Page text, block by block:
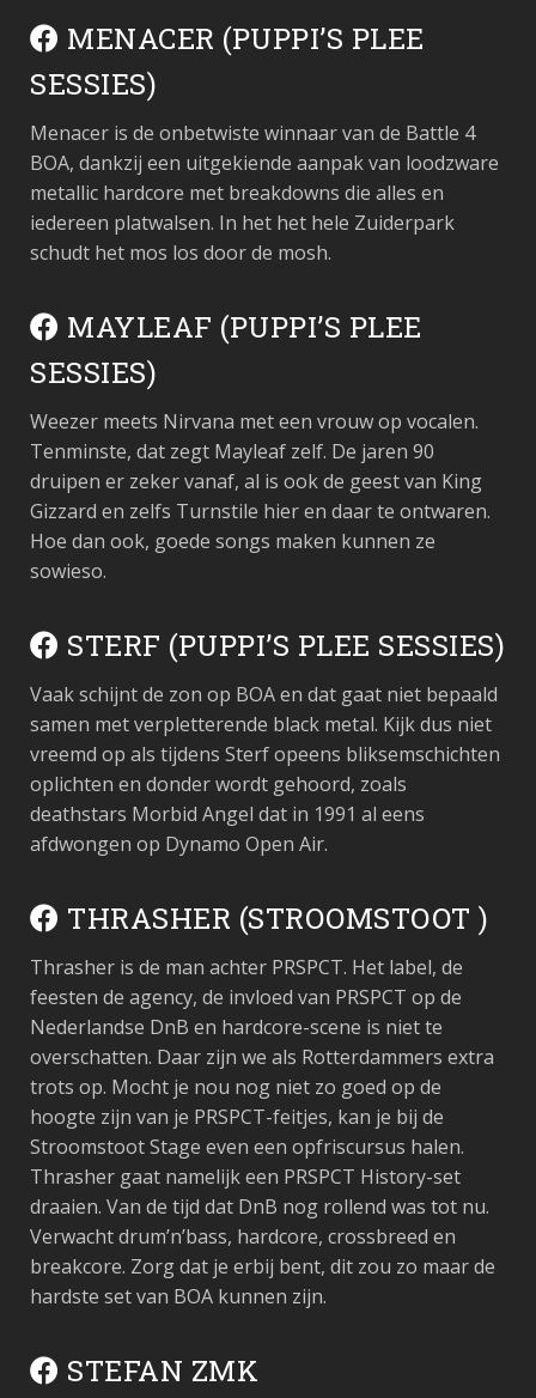
MENACER (PUPPI’S PLEE
SESSIES)
Menacer is de onbetwiste winnaar van de Battle 4
BOA, dankzij een uitgekiende aanpak van loodzware
metallic hardcore met breakdowns die alles en
iedereen platwalsen. In het het hele Zuiderpark
schudt het mos los door de mosh.
MAYLEAF (PUPPI’S PLEE
SESSIES)
Weezer meets Nirvana met een vrouw op vocalen.
Tenminste, dat zegt Mayleaf zelf. De jaren 90
druipen er zeker vanaf, al is ook de geest van King
Gizzard en zelfs Turnstile hier en daar te ontwaren.
Hoe dan ook, goede songs maken kunnen ze
sowieso.
STERF (PUPPI’S PLEE SESSIES)
Vaak schijnt de zon op BOA en dat gaat niet bepaald
samen met verpletterende black metal. Kijk dus niet
vreemd op als tijdens Sterf opeens bliksemschichten
oplichten en donder wordt gehoord, zoals
deathstars Morbid Angel dat in 1991 al eens
afdwongen op Dynamo Open Air.
THRASHER (STROOMSTOOT )
Thrasher is de man achter PRSPCT. Het label, de
feesten de agency, de invloed van PRSPCT op de
Nederlandse DnB en hardcore-scene is niet te
overschatten. Daar zijn we als Rotterdammers extra
trots op. Mocht je nou nog niet zo goed op de
hoogte zijn van je PRSPCT-feitjes, kan je bij de
Stroomstoot Stage even een opfriscursus halen.
Thrasher gaat namelijk een PRSPCT History-set
draaien. Van de tijd dat DnB nog rollend was tot nu.
Verwacht drum’n’bass, hardcore, crossbreed en
breakcore. Zorg dat je erbij bent, dit zou zo maar de
hardste set van BOA kunnen zijn.
STEFAN ZMK